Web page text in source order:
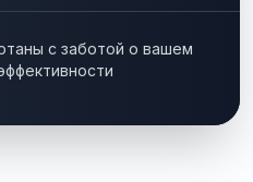
с заботой о вашем